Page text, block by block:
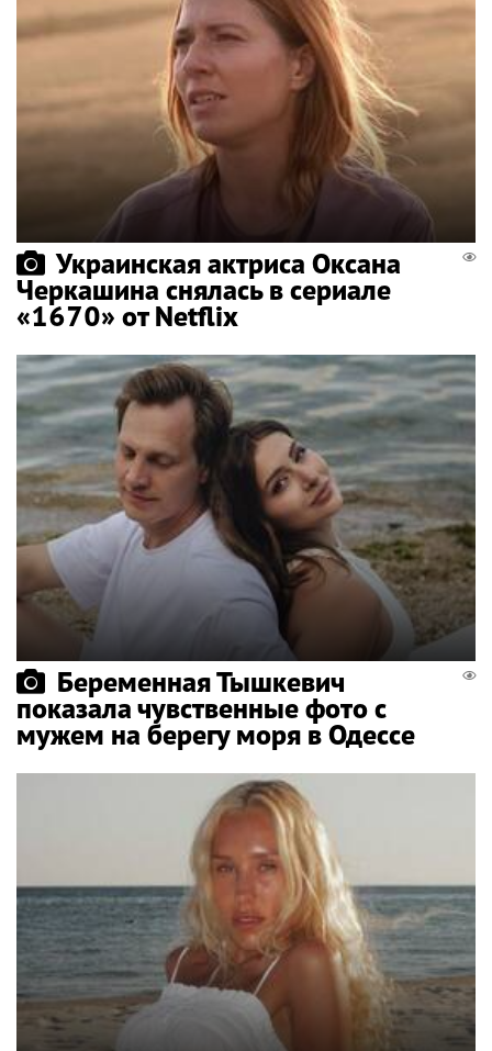
Украинская актриса Оксана
Черкашина снялась в сериале
«1670» от Netflix
Беременная Тышкевич
показала чувственные фото с
мужем на берегу моря в Одессе